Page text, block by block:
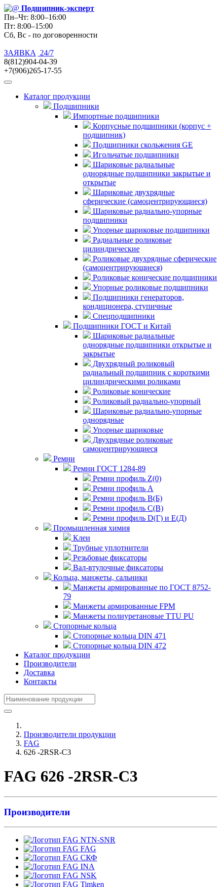
Подшипник-эксперт
Пн–Чт: 8:00–16:00
Пт: 8:00–15:00
Сб, Вс - по договоренности
ЗАЯВКА
24/7
8(812)904-04-39
+7(906)265-17-55
Каталог продукции
Подшипники
Импортные подшипники
Корпусные подшипники (корпус +
подшипник)
Подшипники скольжения GE
Игольчатые подшипники
Шариковые радиальные
однорядные подшипники закрытые и
открытые
Шариковые двухрядные
сферические (самоцентрирующиеся)
Шариковые радиально-упорные
подшипники
Упорные шариковые подшипники
Радиальные роликовые
цилиндрические
Роликовые двухрядные сферические
(самоцентрирующиеся)
Роликовые конические подшипники
Упорные роликовые подшипники
Подшипники генераторов,
кондиционера, ступичные
Спецподшипники
Подшипники ГОСТ и Китай
Шариковые радиальные
однорядные подшипники открытые и
закрытые
Двухрядный роликовый
радиальный подшипник с короткими
цилиндрическими роликами
Роликовые конические
Роликовый радиально-упорный
Шариковые радиально-упорные
однорядные
Упорные шариковые
Двухрядные роликовые
самоцентрирующиеся
Ремни
Ремни ГОСТ 1284-89
Ремни профиль Z(0)
Ремни профиль А
Ремни профиль В(Б)
Ремни профиль С(В)
Ремни профиль D(Г) и E(Д)
Промышленная химия
Клеи
Трубные уплотнители
Резьбовые фиксаторы
Вал-втулочные фиксаторы
Кольца, манжеты, сальники
Манжеты армированные по ГОСТ 8752-
79
Манжеты армированные FPM
Манжеты полиуретановые TTU PU
Стопорные кольца
Стопорные кольца DIN 471
Стопорные кольца DIN 472
Каталог продукции
Производители
Доставка
Контакты
Производители продукции
FAG
626 -2RSR-C3
FAG 626 -2RSR-C3
Производители
NTN-SNR
FAG
СКФ
INA
NSK
Timken